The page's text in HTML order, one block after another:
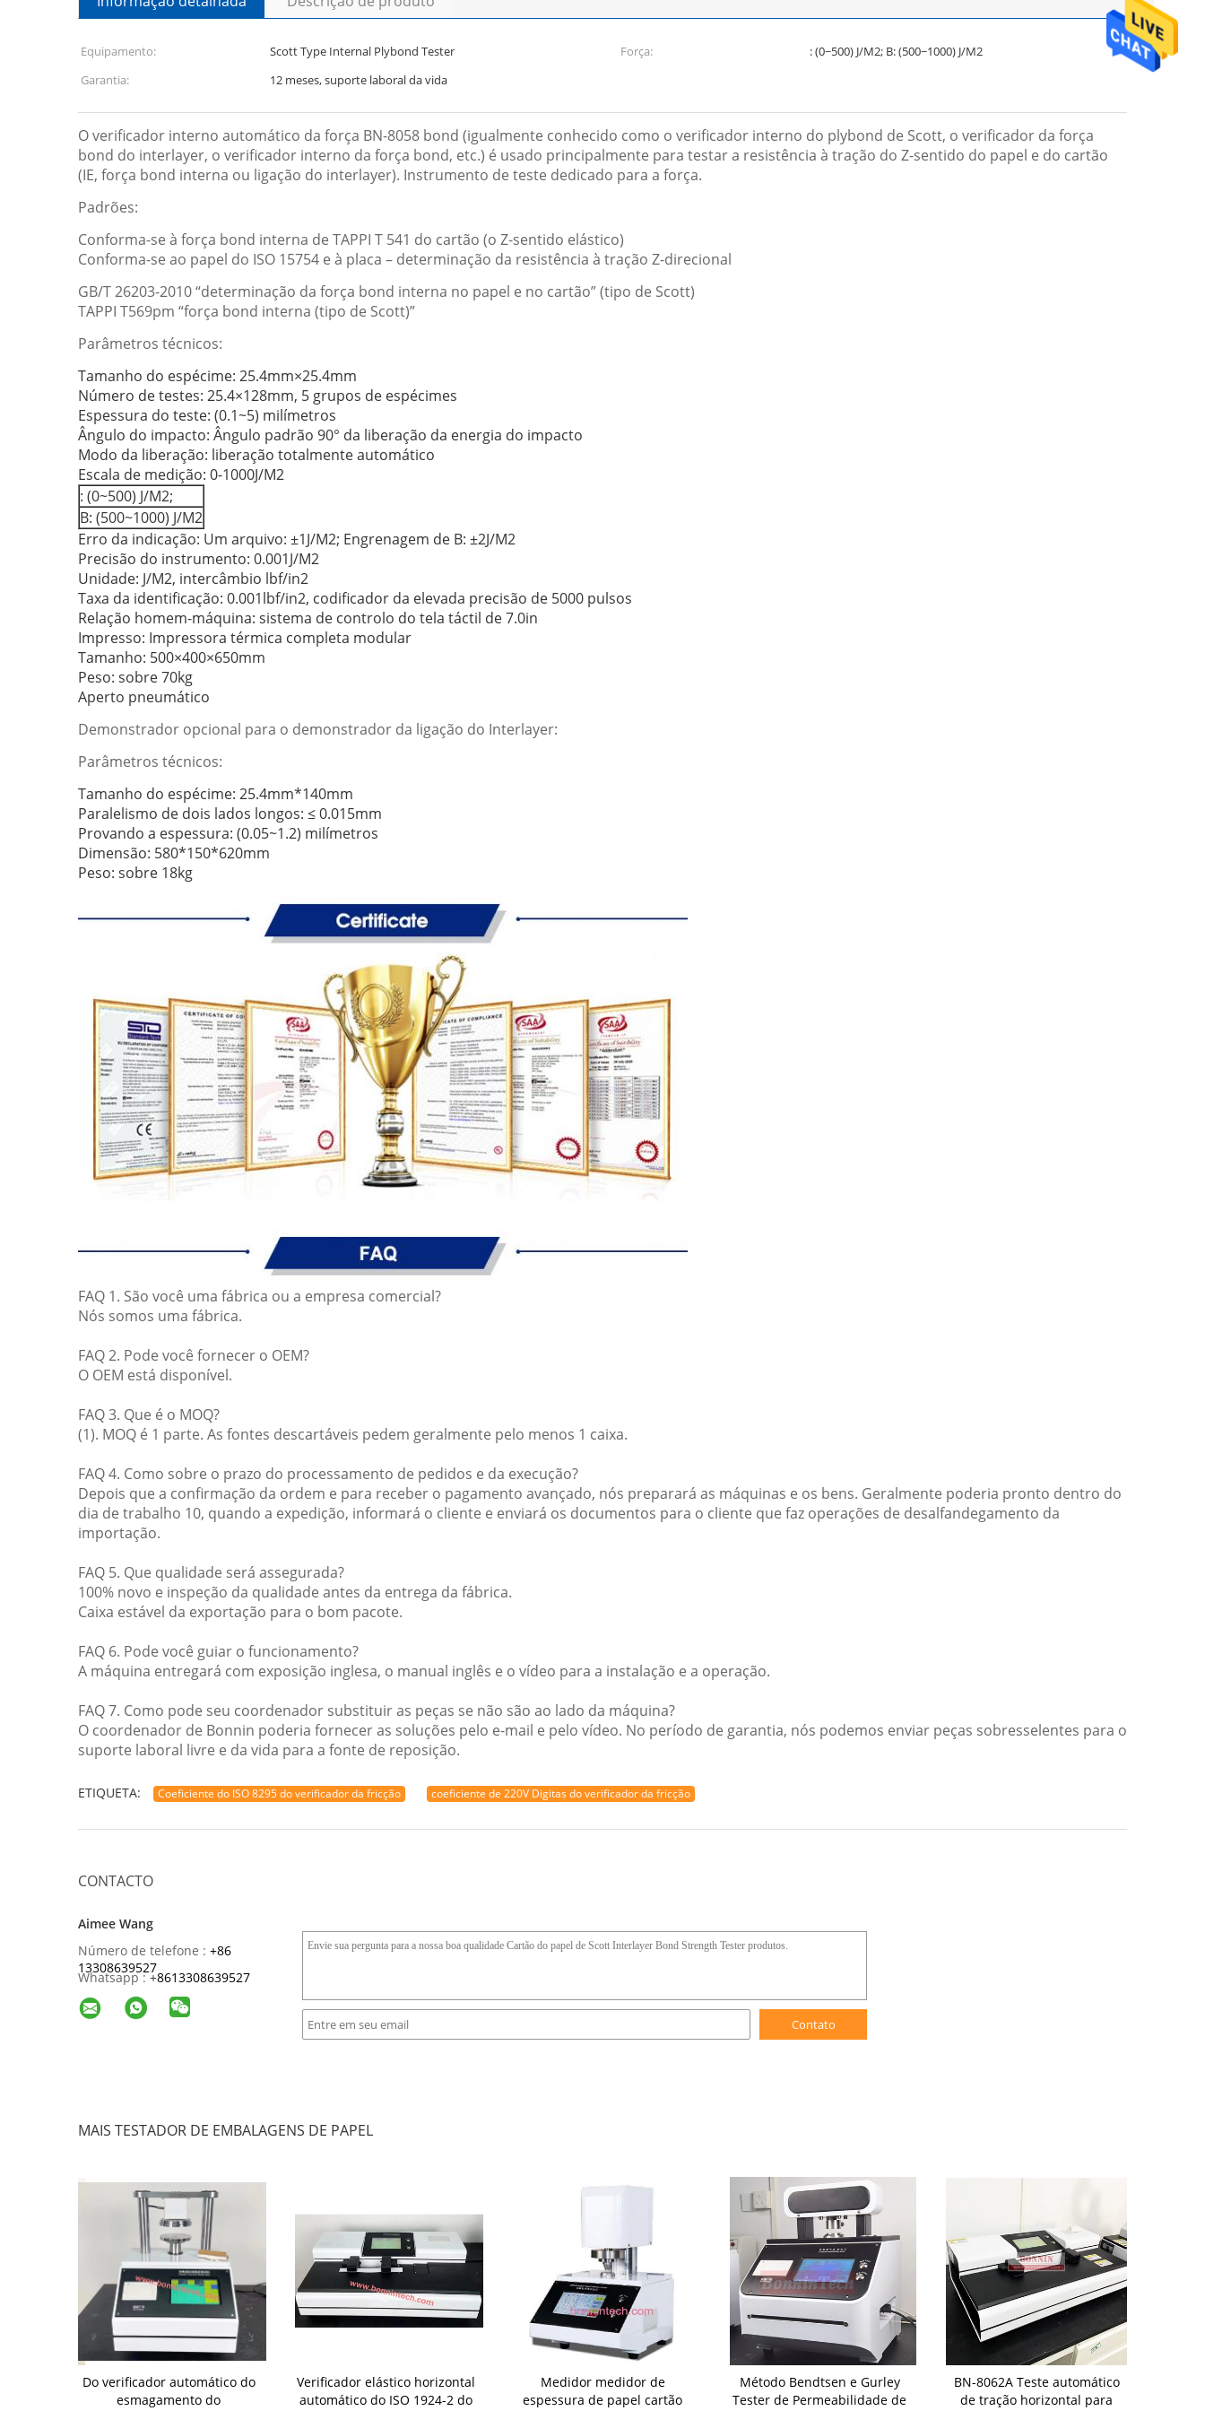
Equipamento: Scott Type Internal Plybond Tester Força:
: (0~500) J/M2; B: (500~1000) J/M2
Garantia:
12 meses, suporte laboral da vida
O verificador interno automático da força BN-8058 bond (igualmente conhecido como o verificador interno do plybond de Scott, o verificador da força
bond do interlayer, o verificador interno da força bond, etc.) é usado principalmente para testar a resistência à tração do Z-sentido do papel e do cartão
(IE, força bond interna ou ligação do interlayer). Instrumento de teste dedicado para a força.
Padrões:
Conforma-se à força bond interna de TAPPI T 541 do cartão (o Z-sentido elástico)
Conforma-se ao papel do ISO 15754 e à placa – determinação da resistência à tração Z-direcional
GB/T 26203-2010 “determinação da força bond interna no papel e no cartão” (tipo de Scott)
TAPPI T569pm “força bond interna (tipo de Scott)”
Parâmetros técnicos:
Tamanho do espécime: 25.4mm×25.4mm
Número de testes: 25.4×128mm, 5 grupos de espécimes
Espessura do teste: (0.1~5) milímetros
Ângulo do impacto: Ângulo padrão 90° da liberação da energia do impacto
Modo da liberação: liberação totalmente automático
Escala de medição: 0-1000J/M2
: (0~500) J/M2;
B: (500~1000) J/M2
Erro da indicação: Um arquivo: ±1J/M2; Engrenagem de B: ±2J/M2
Precisão do instrumento: 0.001J/M2
Unidade: J/M2, intercâmbio lbf/in2
Taxa da identificação: 0.001lbf/in2, codificador da elevada precisão de 5000 pulsos
Relação homem-máquina: sistema de controlo do tela táctil de 7.0in
Impresso: Impressora térmica completa modular
Tamanho: 500×400×650mm
Peso: sobre 70kg
Aperto pneumático
Demonstrador opcional para o demonstrador da ligação do Interlayer:
Parâmetros técnicos:
Tamanho do espécime: 25.4mm*140mm
Paralelismo de dois lados longos: ≤ 0.015mm
Provando a espessura: (0.05~1.2) milímetros
Dimensão: 580*150*620mm
Peso: sobre 18kg
FAQ 1. São você uma fábrica ou a empresa comercial?
Nós somos uma fábrica.
FAQ 2. Pode você fornecer o OEM?
O OEM está disponível.
FAQ 3. Que é o MOQ?
(1). MOQ é 1 parte. As fontes descartáveis pedem geralmente pelo menos 1 caixa.
FAQ 4. Como sobre o prazo do processamento de pedidos e da execução?
Depois que a confirmação da ordem e para receber o pagamento avançado, nós preparará as máquinas e os bens. Geralmente poderia pronto dentro do
dia de trabalho 10, quando a expedição, informará o cliente e enviará os documentos para o cliente que faz operações de desalfandegamento da
importação.
FAQ 5. Que qualidade será assegurada?
100% novo e inspeção da qualidade antes da entrega da fábrica.
Caixa estável da exportação para o bom pacote.
FAQ 6. Pode você guiar o funcionamento?
A máquina entregará com exposição inglesa, o manual inglês e o vídeo para a instalação e a operação.
FAQ 7. Como pode seu coordenador substituir as peças se não são ao lado da máquina?
O coordenador de Bonnin poderia fornecer as soluções pelo e-mail e pelo vídeo. No período de garantia, nós podemos enviar peças sobresselentes para o
suporte laboral livre e da vida para a fonte de reposição.
ETIQUETA: Coeficiente do ISO 8295 do verificador da fricção coeficiente de 220V Digitas do verificador da fricção
CONTACTO
Aimee Wang
Número de telefone : +86
13308639527
Whatsapp :+8613308639527
Contato
MAIS TESTADOR DE EMBALAGENS DE PAPEL
Do verificador automático do
esmagamento do
Verificador elástico horizontal
automático do ISO 1924-2 do
Medidor medidor de
espessura de papel cartão
Método Bendtsen e Gurley
Tester de Permeabilidade de
BN-8062A Teste automático
de tração horizontal para